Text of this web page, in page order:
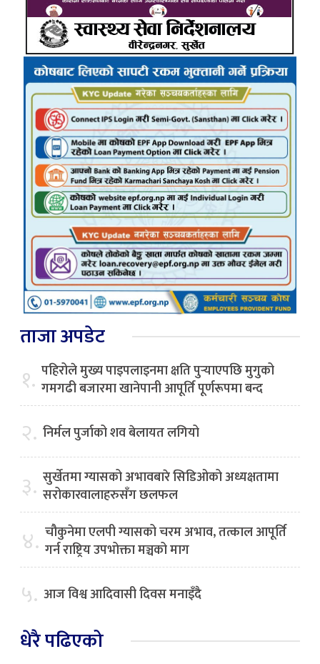
ताजा अपडेट
१. पहिरोले मुख्य पाइपलाइनमा क्षति पुर्‍याएपछि मुगुको
गमगढी बजारमा खानेपानी आपूर्ति पूर्णरूपमा बन्द
२. निर्मल पुर्जाको शव बेलायत लगियो
३. सुर्खेतमा ग्यासको अभावबारे सिडिओको अध्यक्षतामा
सरोकारवालाहरुसँग छलफल
४. चौकुनेमा एलपी ग्यासको चरम अभाव, तत्काल आपूर्ति
गर्न राष्ट्रिय उपभोक्ता मञ्चको माग
५. आज विश्व आदिवासी दिवस मनाइँदै
धेरै पढिएको